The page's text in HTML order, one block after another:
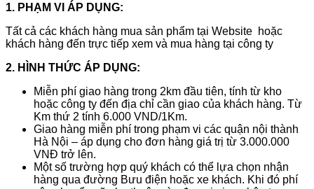
1. PHẠM VI ÁP DỤNG:
Tất cả các khách hàng mua sản phẩm tại Website hoặc
khách hàng đến trực tiếp xem và mua hàng tại công ty
2. HÌNH THỨC ÁP DỤNG:
Miễn phí giao hàng trong 2km đầu tiên, tính từ kho
hoặc công ty đến địa chỉ cần giao của khách hàng. Từ
Km thứ 2 tính 6.000 VND/1Km.
Giao hàng miễn phí trong phạm vi các quận nội thành
Hà Nội – áp dụng cho đơn hàng giá trị từ 3.000.000
VNĐ trở lên.
Một số trường hợp quý khách có thể lựa chọn nhận
hàng qua đường Bưu điện hoặc xe khách. Khi đó phí